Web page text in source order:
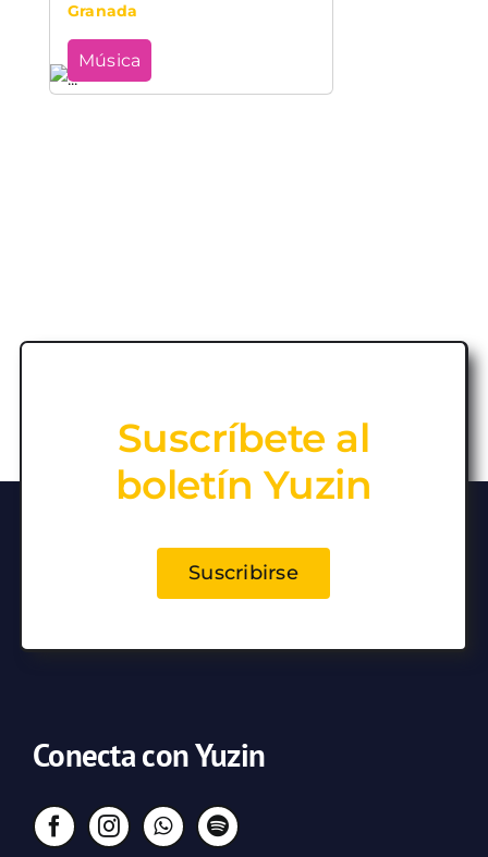
Granada
Música
Suscríbete al
boletín Yuzin
Suscribirse
Conecta con Yuzin